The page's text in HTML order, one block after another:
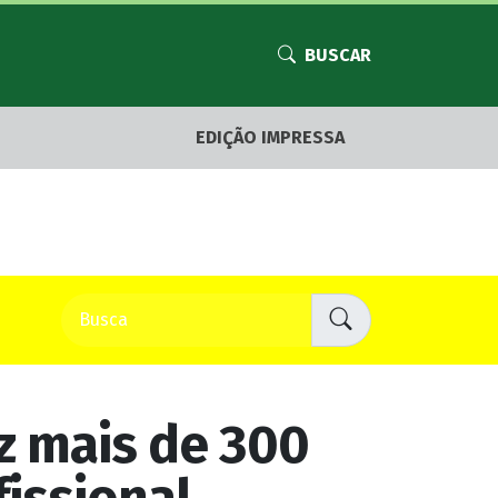
BUSCAR
EDIÇÃO IMPRESSA